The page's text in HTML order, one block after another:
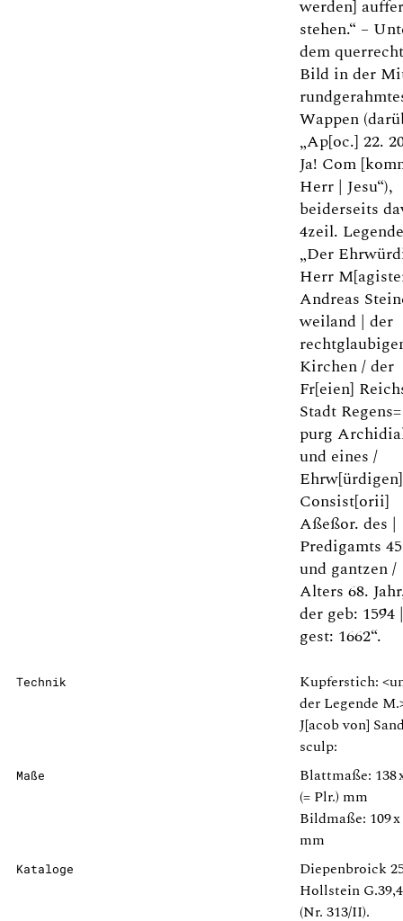
werden]
stehen.“ –
dem
Bild in der
Wappen
„Ap[oc.] 22.
Ja! Com
Herr | Jesu“),
beiderseits
4zeil. Legende
„Der
Herr
Andreas
weiland | der
Kirchen / der
Fr[eien]
Stadt
purg
und eines /
Ehrw[ürdigen]
Consist[orii]
Aßeßor. des |
Predigamts
und gantzen /
Alters 68.
der geb: 1594 |
gest: 1662“.
Technik
Kupferstich:
der Legende
J[acob von]
sculp:
Maße
Blattmaße: 138
(= Plr.) mm
Bildmaße: 109 x
mm
Kataloge
Diepenbroick
Hollstein
(Nr. 313/II).